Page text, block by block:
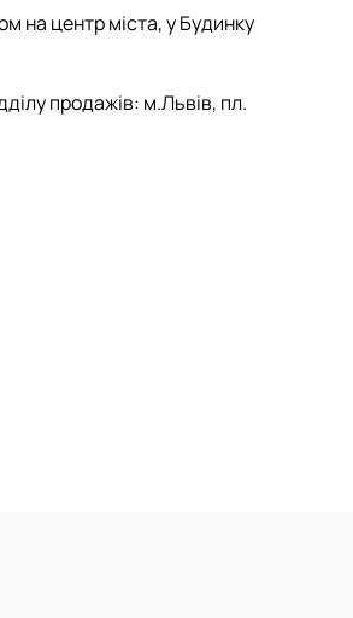
на центр міста, у Будинку
продажів: м.Львів, пл.